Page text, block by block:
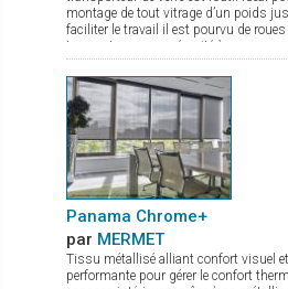
montage de tout vitrage d’un poids
faciliter le travail il est pourvu de
Les ventouses se sécurité à pompe
diamètre. Le palonnier porte verre
du verre, et de par sa conception
peut passer par des portes. La mise
fait en quelques secondes. Il est de
parking.
Panama Chrome+
par MERMET
Tissu métallisé alliant confort visuel
performante pour gérer le confort